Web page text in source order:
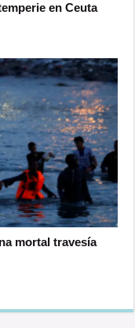
en Ceuta
mortal travesía